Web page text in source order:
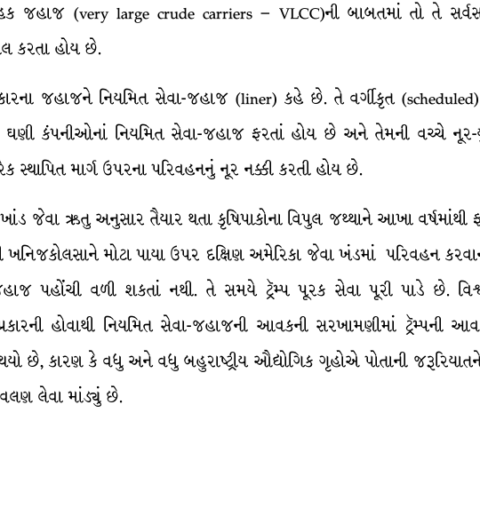
જહાજ (very large crude carriers – VLCC)ની બાબતમાં તો તે
કરતા હોય છે.
પ્રકારના જહાજને નિયમિત સેવા-જહાજ (liner) કહે છે. તે વર્ગીકૃત
ઘણી કંપનીઓનાં નિયમિત સેવા-જહાજ ફરતાં હોય છે અને તેમની વચ્ચે નૂર-
સ્થાપિત માર્ગ ઉપરના પરિવહનનું નૂર નક્કી કરતી હોય છે.
જેવા ઋતુ અનુસાર તૈયાર થતા કૃષિપાકોના વિપુલ જથ્થાને આખા વર્ષમાંથી
ખનિજકોલસાને મોટા પાયા ઉપર દક્ષિણ અમેરિકા જેવા ખંડમાં પરિવહન
પહોંચી વળી શકતાં નથી. તે સમયે ટ્રૅમ્પ પૂરક સેવા પૂરી પાડે છે.
હોવાથી નિયમિત સેવા-જહાજની આવકની સરખામણીમાં ટ્રૅમ્પની
છે, કારણ કે વધુ અને વધુ બહુરાષ્ટ્રીય ઔદ્યોગિક ગૃહોએ પોતાની
લેવા માંડ્યું છે.